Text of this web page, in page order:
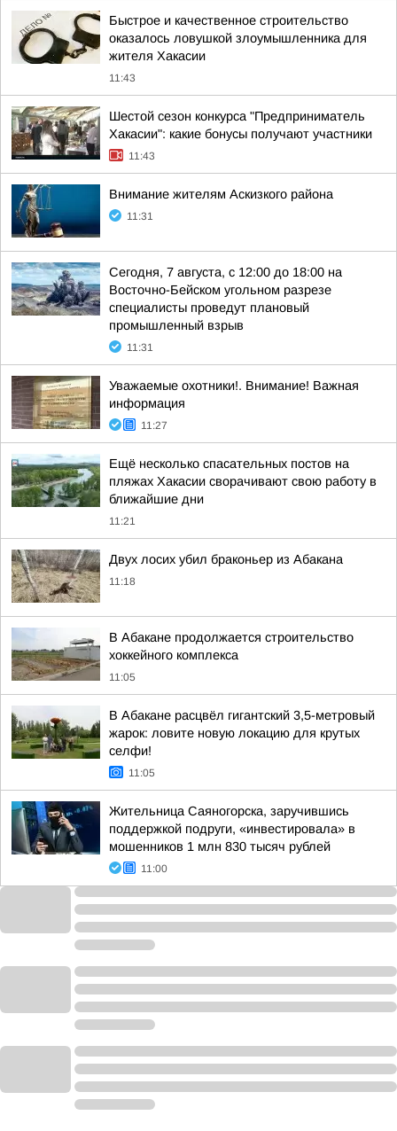
Быстрое и качественное строительство
оказалось ловушкой злоумышленника для
жителя Хакасии
11:43
Шестой сезон конкурса "Предприниматель
Хакасии": какие бонусы получают участники
11:43
Внимание жителям Аскизкого района
11:31
Сегодня, 7 августа, с 12:00 до 18:00 на
Восточно-Бейском угольном разрезе
специалисты проведут плановый
промышленный взрыв
11:31
Уважаемые охотники!. Внимание! Важная
информация
11:27
Ещё несколько спасательных постов на
пляжах Хакасии сворачивают свою работу в
ближайшие дни
11:21
Двух лосих убил браконьер из Абакана
11:18
В Абакане продолжается строительство
хоккейного комплекса
11:05
В Абакане расцвёл гигантский 3,5-метровый
жарок: ловите новую локацию для крутых
селфи!
11:05
Жительница Саяногорска, заручившись
поддержкой подруги, «инвестировала» в
мошенников 1 млн 830 тысяч рублей
11:00